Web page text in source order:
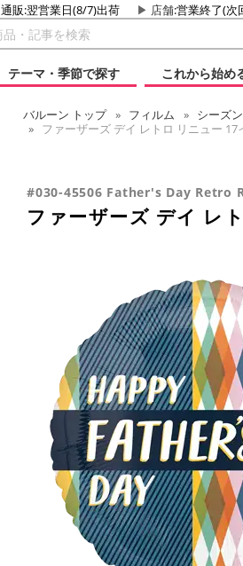
通販:翌営業日(8/7)出荷 店舗:営業終了(次
テーマ・季節で探す
これから始め
バルーン トップ フィルム シーズ
ファーザーズ デイ レトロ リニュー 17
#030-45506 Father's Day Retro
ファーザーズ デイ レ